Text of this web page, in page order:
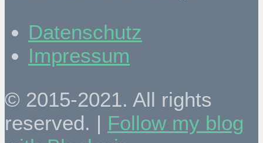
Datenschutz
Impressum
© 2015-2021. All rights
reserved. | Follow my blog